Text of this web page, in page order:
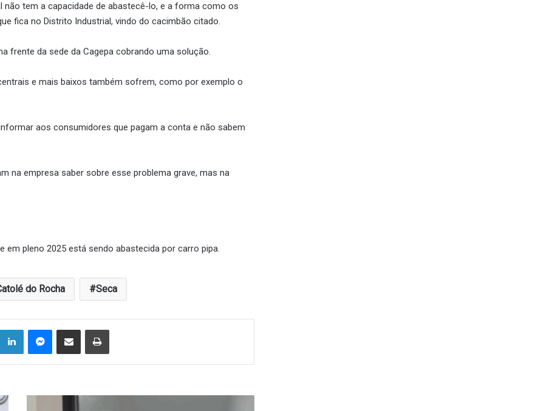
tem a capacidade de abastecê-lo, e a forma como os
fica no Distrito Industrial, vindo do cacimbão citado.
frente da sede da Cagepa cobrando uma solução.
e mais baixos também sofrem, como por exemplo o
aos consumidores que pagam a conta e não sabem
na empresa saber sobre esse problema grave, mas na
em pleno 2025 está sendo abastecida por carro pipa.
do Rocha Seca
LinkedinMessenger
Compartilhar via e-mail Imprimir